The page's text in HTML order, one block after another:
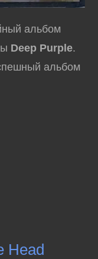
альбом
Deep Purple.
альбом
Head